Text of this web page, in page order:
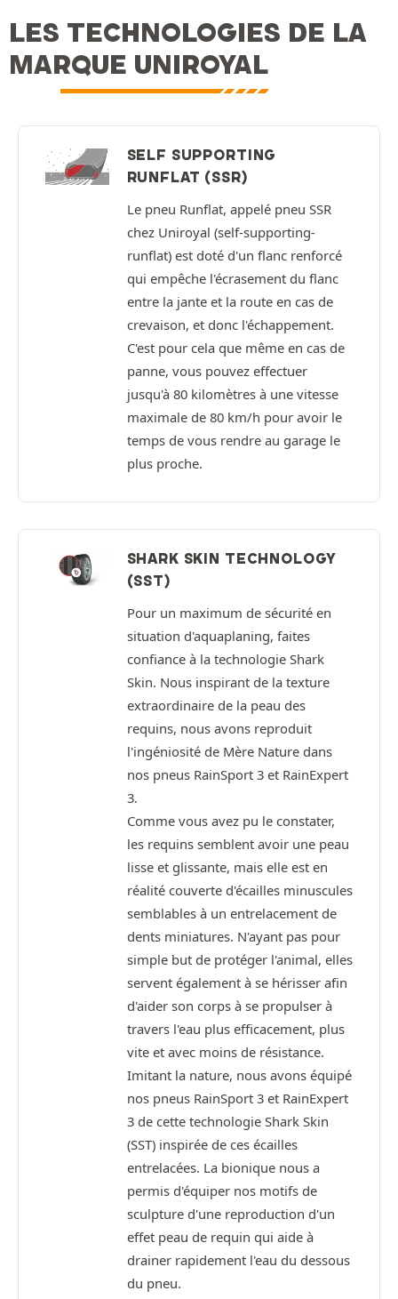
LES TECHNOLOGIES DE LA
MARQUE UNIROYAL
SELF SUPPORTING
RUNFLAT (SSR)
Le pneu Runflat, appelé pneu SSR
chez Uniroyal (self-supporting-
runflat) est doté d'un flanc renforcé
qui empêche l'écrasement du flanc
entre la jante et la route en cas de
crevaison, et donc l'échappement.
C'est pour cela que même en cas de
panne, vous pouvez effectuer
jusqu'à 80 kilomètres à une vitesse
maximale de 80 km/h pour avoir le
temps de vous rendre au garage le
plus proche.
SHARK SKIN TECHNOLOGY
(SST)
Pour un maximum de sécurité en
situation d'aquaplaning, faites
confiance à la technologie Shark
Skin. Nous inspirant de la texture
extraordinaire de la peau des
requins, nous avons reproduit
l'ingéniosité de Mère Nature dans
nos pneus RainSport 3 et RainExpert
3.
Comme vous avez pu le constater,
les requins semblent avoir une peau
lisse et glissante, mais elle est en
réalité couverte d'écailles minuscules
semblables à un entrelacement de
dents miniatures. N'ayant pas pour
simple but de protéger l'animal, elles
servent également à se hérisser afin
d'aider son corps à se propulser à
travers l'eau plus efficacement, plus
vite et avec moins de résistance.
Imitant la nature, nous avons équipé
nos pneus RainSport 3 et RainExpert
3 de cette technologie Shark Skin
(SST) inspirée de ces écailles
entrelacées. La bionique nous a
permis d'équiper nos motifs de
sculpture d'une reproduction d'un
effet peau de requin qui aide à
drainer rapidement l'eau du dessous
du pneu.